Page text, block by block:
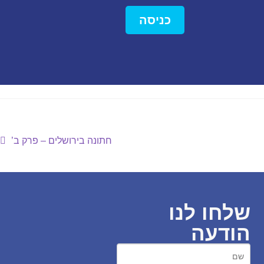
כניסה
חתונה בירושלים – פרק ב’
שלחו לנו
הודעה